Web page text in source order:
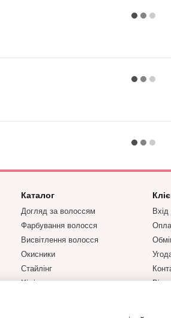
Каталог
Догляд за волоссям
Фарбування волосся
Висвітлення волосся
Окисники
Стайлінг
Хімічна завивка та
Вхід